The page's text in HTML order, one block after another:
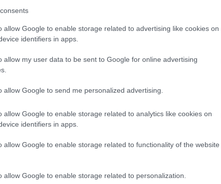
allow Google to enable storage related to advertising like cookies on
identifiers in apps.
allow my user data to be sent to Google for online advertising
allow Google to send me personalized advertising.
allow Google to enable storage related to analytics like cookies on
identifiers in apps.
allow Google to enable storage related to functionality of the website
allow Google to enable storage related to personalization.
más nem látja, azt a rendszer titkosítja és
szavazat nem tartalmaz a választóra
titkos. Az online szavazatokat a
hozzá a személyesen leadott, urnákban
ellenzék